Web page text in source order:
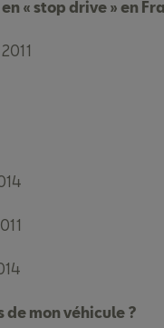
« stop drive » en
de mon véhicule ?